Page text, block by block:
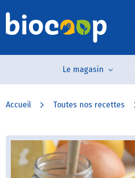
Le magasin
Accueil Toutes nos recettes